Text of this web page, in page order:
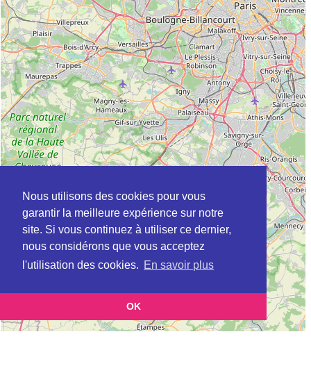
Nous utilisons des cookies pour vous
garantir la meilleure expérience sur notre
site. Si vous continuez à utiliser ce dernier,
nous considérons que vous acceptez
l'utilisation des cookies. En savoir plus
OK